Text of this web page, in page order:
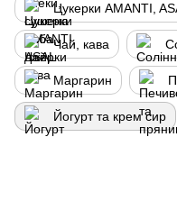
Цукерки AMANTI,
Чай, кава
Маргарин
Йогурт та крем сир